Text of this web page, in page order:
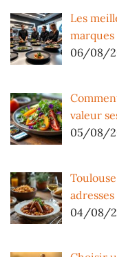
Les
06/08/
valeur
05/08/
adresses
04/08/